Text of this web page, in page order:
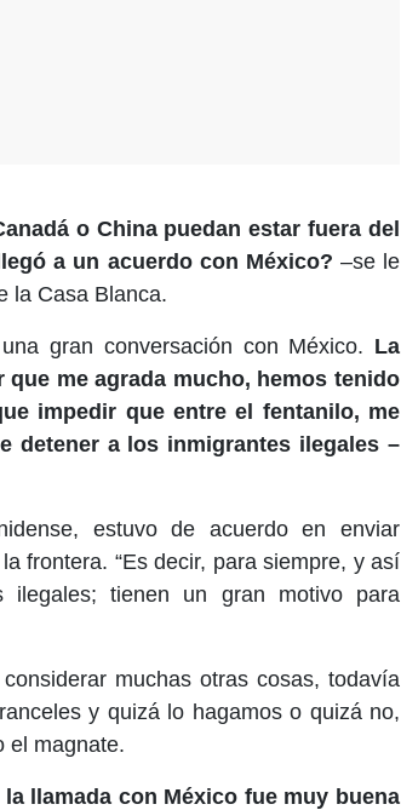
o China puedan estar fuera del
a un acuerdo con México? –se le
la Casa Blanca.
gran conversación con México. La
me agrada mucho, hemos tenido
impedir que entre el fentanilo, me
detener a los inmigrantes ilegales –
estuvo de acuerdo en enviar
frontera. “Es decir, para siempre, y así
tienen un gran motivo para
muchas otras cosas, todavía
y quizá lo hagamos o quizá no,
el magnate.
llamada con México fue muy buena